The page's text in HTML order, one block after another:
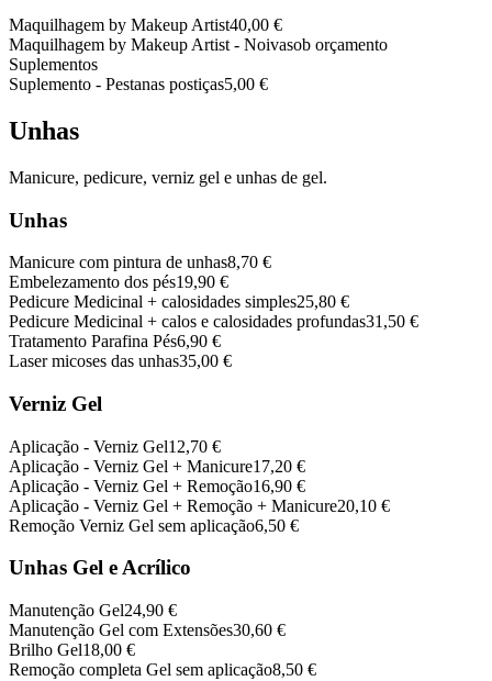
Maquilhagem by Makeup Artist40,00 €
Maquilhagem by Makeup Artist - Noivasob orçamento
Suplementos
Suplemento - Pestanas postiças5,00 €
Unhas
Manicure, pedicure, verniz gel e unhas de gel.
Unhas
Manicure com pintura de unhas8,70 €
Embelezamento dos pés19,90 €
Pedicure Medicinal + calosidades simples25,80 €
Pedicure Medicinal + calos e calosidades profundas31,50 €
Tratamento Parafina Pés6,90 €
Laser micoses das unhas35,00 €
Verniz Gel
Aplicação - Verniz Gel12,70 €
Aplicação - Verniz Gel + Manicure17,20 €
Aplicação - Verniz Gel + Remoção16,90 €
Aplicação - Verniz Gel + Remoção + Manicure20,10 €
Remoção Verniz Gel sem aplicação6,50 €
Unhas Gel e Acrílico
Manutenção Gel24,90 €
Manutenção Gel com Extensões30,60 €
Brilho Gel18,00 €
Remoção completa Gel sem aplicação8,50 €